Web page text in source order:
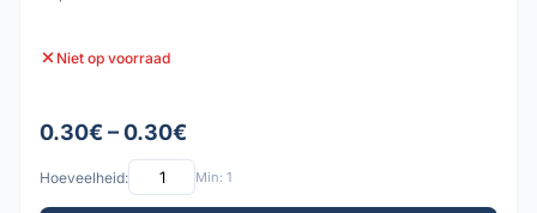
Niet op voorraad
0.30€ – 0.30€
Hoeveelheid: Min: 1